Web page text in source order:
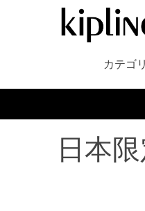
カテゴリ
日本